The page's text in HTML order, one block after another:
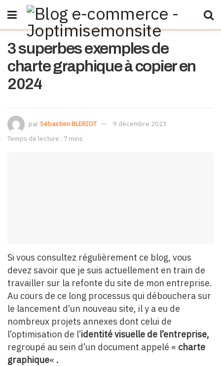
3 superbes exemples de
charte graphique à copier en
2024
parSébastien BLERIOT
9 décembre 2023
Temps de lecture : 7 mins
Si vous consultez régulièrement ce blog, vous
devez savoir que je suis actuellement en train de
travailler sur la refonte du site de mon entreprise.
Au cours de ce long processus qui débouchera sur
le lancement d’un nouveau site, il y a eu de
nombreux projets annexes dont celui de
l’optimisation de l’identité visuelle de l’entreprise,
regroupé au sein d’un document appelé « charte
graphique« .